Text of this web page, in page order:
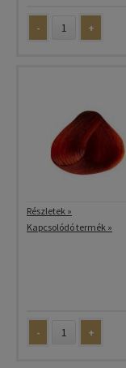
- +
Részletek »
Kapcsolódó termék »
- +